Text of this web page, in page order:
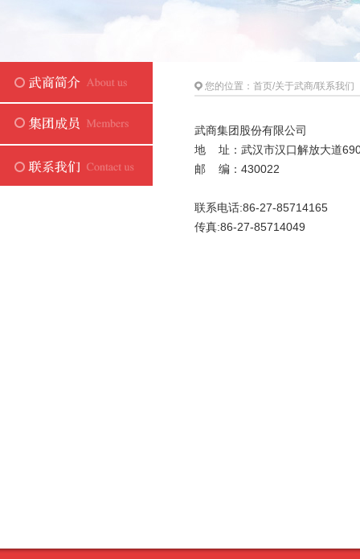
您的位置： 首页/关于武商/联系我们
武商集团股份有限公司
地 址：武汉市汉口解放大道
邮 编：430022
联系电话:86-27-85714165
传真:86-27-85714049